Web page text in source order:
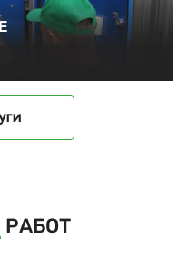
РАБОТ